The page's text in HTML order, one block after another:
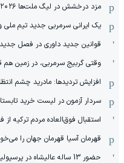
مزد درخشش در لیگ ملت‌ها ٢٠٢۶ را گرفت
یک ایرانی سرمربی جدید تیم ملی
قوانین جدید داوری در فصل جدید
وقتی گربیج سرمربی، در زمین هم
افزایش تردیدها: مادرید چشم
سردار آزمون در لیست خرید
استقبال فوق‌‌العاده مردم ترکیه از
قهرمان آسیا قهرمان جهان را
حضور 13 ساله عالیشاه در پرسپولیس به روایت باشگاه